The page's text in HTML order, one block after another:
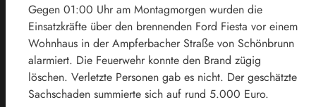
Gegen 01:00 Uhr am Montagmorgen wurden die
Einsatzkräfte über den brennenden Ford Fiesta vor einem
Wohnhaus in der Ampferbacher Straße von Schönbrunn
alarmiert. Die Feuerwehr konnte den Brand zügig
löschen. Verletzte Personen gab es nicht. Der geschätzte
Sachschaden summierte sich auf rund 5.000 Euro.